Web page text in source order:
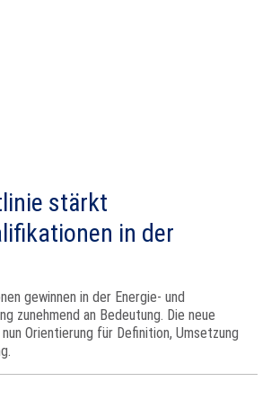
stärkt
in der
gewinnen in der Energie- und
zunehmend an Bedeutung. Die neue
Orientierung für Definition, Umsetzung